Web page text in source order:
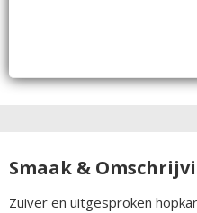
Smaak &
Zuiver en uitgesproken